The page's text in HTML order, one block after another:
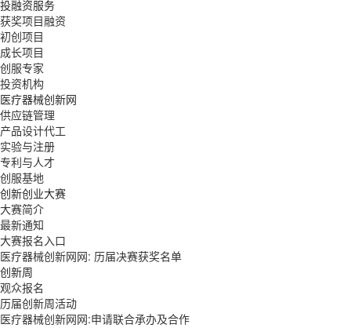
投融资服务
获奖项目融资
初创项目
成长项目
创服专家
投资机构
医疗器械创新网
供应链管理
产品设计代工
实验与注册
专利与人才
创服基地
创新创业大赛
大赛简介
最新通知
大赛报名入口
医疗器械创新网网: 历届决赛获奖名单
创新周
观众报名
历届创新周活动
医疗器械创新网网:申请联合承办及合作